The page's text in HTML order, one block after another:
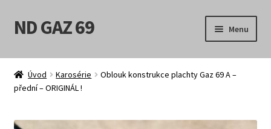
Přeskočit
na
Přejít
k
webu
ND GAZ 69 Menu
Úvodní stránka
Můj účet
Obchod
Úvod Karosérie
Oblouk konstrukce plachty Gaz 69 A –
přední – ORIGINÁL !